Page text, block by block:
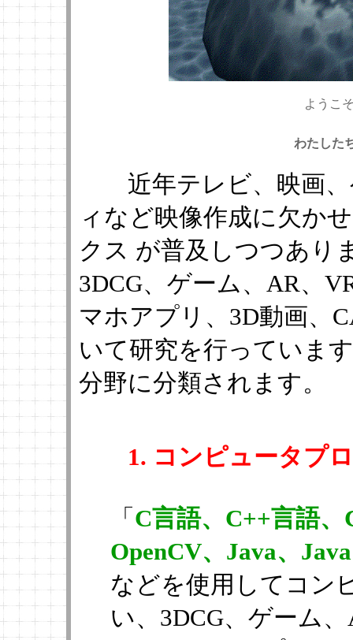
ようこ
わたした
近年テレビ、映画、
ィなど映像作成に欠か
クス が普及しつつあり
3DCG、ゲーム、AR、
マホアプリ、3D動画、
いて研究を行っていま
分野に分類されます。
1. コンピュータプ
「 C言語、C++言語
OpenCV、Java、
などを使用してコン
い、3DCG、ゲーム